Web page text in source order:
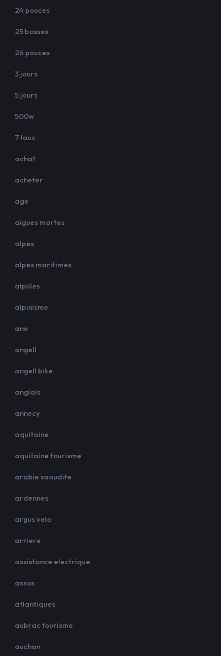
24 pouces
25 bosses
26 pouces
3 jours
5 jours
500w
7 laux
achat
acheter
age
aigues mortes
alpes
alpes maritimes
alpilles
alpinisme
ane
angell
angell bike
anglais
annecy
aquitaine
aquitaine tourisme
arabie saoudite
ardennes
argus velo
arriere
assistance electrique
assos
atlantiques
aubrac tourisme
auchan